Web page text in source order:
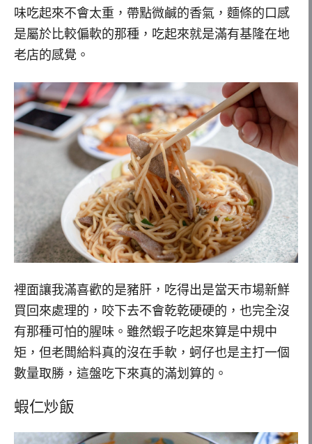
味吃起來不會太重，帶點微鹹的香氣，麵條的口感
是屬於比較偏軟的那種，吃起來就是滿有基隆在地
老店的感覺。
裡面讓我滿喜歡的是豬肝，吃得出是當天市場新鮮
買回來處理的，咬下去不會乾乾硬硬的，也完全沒
有那種可怕的腥味。雖然蝦子吃起來算是中規中
矩，但老闆給料真的沒在手軟，蚵仔也是主打一個
數量取勝，這盤吃下來真的滿划算的。
蝦仁炒飯